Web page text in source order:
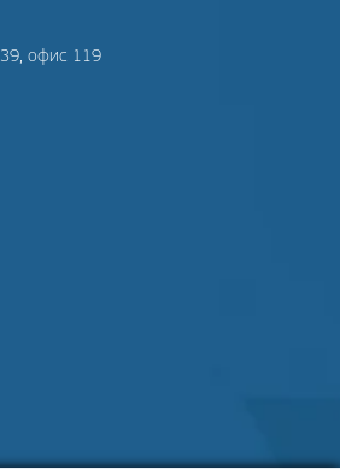
офис 119